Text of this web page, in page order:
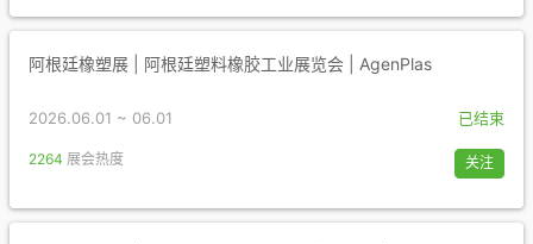
阿根廷橡塑展 | 阿根廷塑料橡胶工业展览会 | AgenPlas
2026.06.01 ~ 06.01 已结束
2264 展会热度 关注